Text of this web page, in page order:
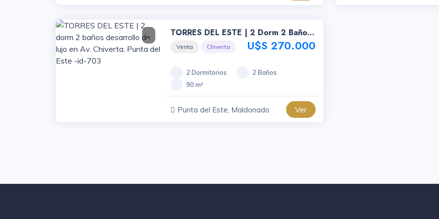
TORRES DEL ESTE | 2 Dorm 2 Baños
Desarrollo De Lujo En Av. Chiverta,
Venta Chiverta U$S 270.000
2 Dormitorios
2 Baños
90 m²
Punta del Este, Maldonado Ver